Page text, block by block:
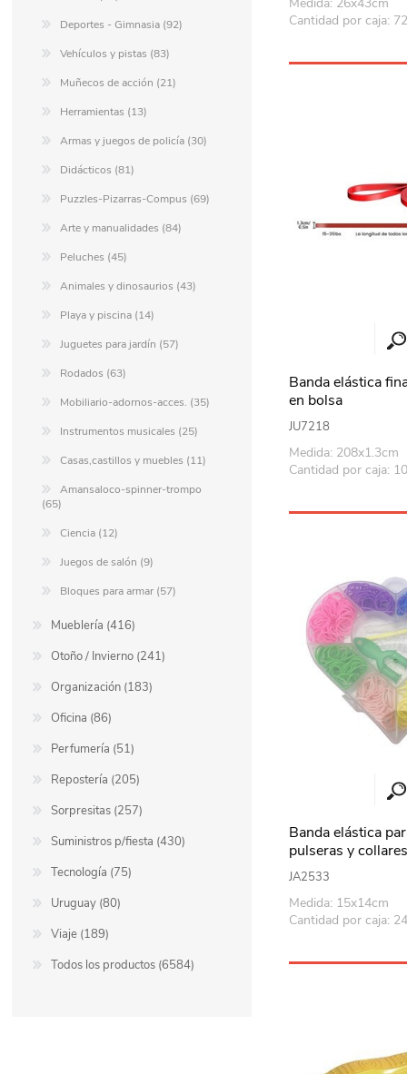
Cantidad por caja: 72
Banda elástica
en bolsa
JU7218
Medida: 208x1.3cm
Cantidad por caja:
Banda elástica
pulseras y collares
JA2533
Medida: 15x14cm
Cantidad por caja:
Deportes - Gimnasia (92)
Vehículos y pistas (83)
Muñecos de acción (21)
Herramientas (13)
Armas y juegos de policía (30)
Didácticos (81)
Puzzles-Pizarras-Compus (69)
Arte y manualidades (84)
Peluches (45)
Animales y dinosaurios (43)
Playa y piscina (14)
Juguetes para jardín (57)
Rodados (63)
Mobiliario-adornos-acces. (35)
Instrumentos musicales (25)
Casas,castillos y muebles (11)
Amansaloco-spinner-trompo
(65)
Ciencia (12)
Juegos de salón (9)
Bloques para armar (57)
Mueblería (416)
Otoño / Invierno (241)
Organización (183)
Oficina (86)
Perfumería (51)
Repostería (205)
Sorpresitas (257)
Suministros p/fiesta (430)
Tecnología (75)
Uruguay (80)
Viaje (189)
Todos los productos (6584)